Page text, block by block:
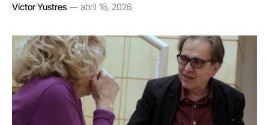
Víctor Yustres abril 16, 2026